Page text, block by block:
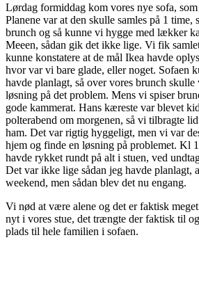
Lørdag formiddag kom vores nye sofa,
Planene var at den skulle samles på 1 time,
brunch og så kunne vi hygge med lækker
Meeen, sådan gik det ikke lige. Vi fik
kunne konstatere at de mål Ikea havde
hvor var vi bare glade, eller noget. Sofaen
havde planlagt, så over vores brunch
løsning på det problem. Mens vi spiser
gode kammerat. Hans kæreste var blevet
polterabend om morgenen, så vi tilbragte
ham. Det var rigtig hyggeligt, men vi var
hjem og finde en løsning på problemet. Kl
havde rykket rundt på alt i stuen, ved
Det var ikke lige sådan jeg havde planlagt,
weekend, men sådan blev det nu engang.
Vi nød at være alene og det er faktisk
nyt i vores stue, det trængte der faktisk til
plads til hele familien i sofaen.